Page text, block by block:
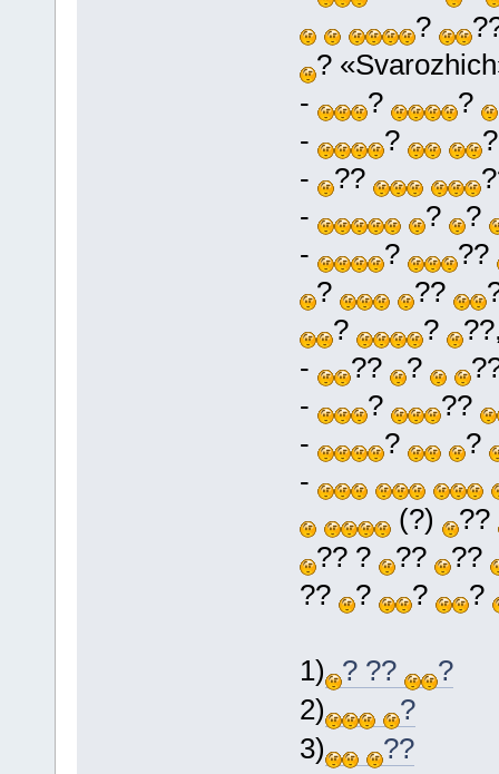
?
?
-
? ?
-
?
-
??
-
?
?
-
?
??
?
??
?
?
-
?? ?
-
?
??
-
?
?
-
(?)
??
?? ?
??
??
??
? ? ?
1) ? ??
?
2)
?
3)
??